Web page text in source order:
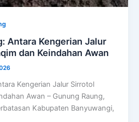
Antara Kengerian Jalur
dan Keindahan Awan
Kengerian Jalur Sirrotol
Awan – Gunung Raung,
Kabupaten Banyuwangi,